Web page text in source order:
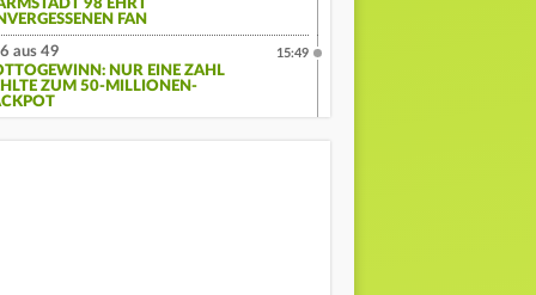
98 EHRT
FAN
6 aus 49
NUR EINE ZAHL
ZUM 50-MILLIONEN-
15:49